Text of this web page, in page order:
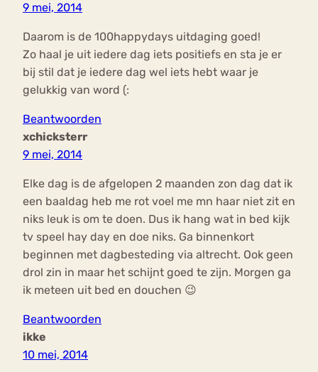
9 mei, 2014
Daarom is de 100happydays uitdaging goed!
Zo haal je uit iedere dag iets positiefs en sta je er
bij stil dat je iedere dag wel iets hebt waar je
gelukkig van word (:
Beantwoorden
xchicksterr
9 mei, 2014
Elke dag is de afgelopen 2 maanden zon dag dat ik
een baaldag heb me rot voel me mn haar niet zit en
niks leuk is om te doen. Dus ik hang wat in bed kijk
tv speel hay day en doe niks. Ga binnenkort
beginnen met dagbesteding via altrecht. Ook geen
drol zin in maar het schijnt goed te zijn. Morgen ga
ik meteen uit bed en douchen 😉
Beantwoorden
ikke
10 mei, 2014